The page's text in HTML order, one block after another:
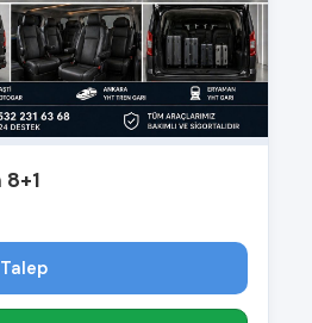
Talep